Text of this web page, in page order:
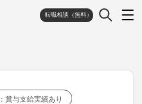
転職相談（無料）
賞与支給実績あり